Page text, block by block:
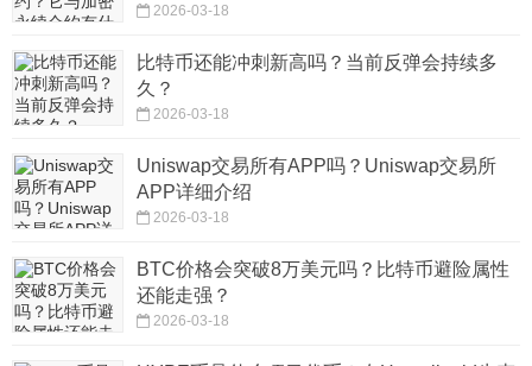
2026-03-18
比特币还能冲刺新高吗？当前反弹会持续多
久？
2026-03-18
Uniswap交易所有APP吗？Uniswap交易所
APP详细介绍
2026-03-18
BTC价格会突破8万美元吗？比特币避险属性
还能走强？
2026-03-18